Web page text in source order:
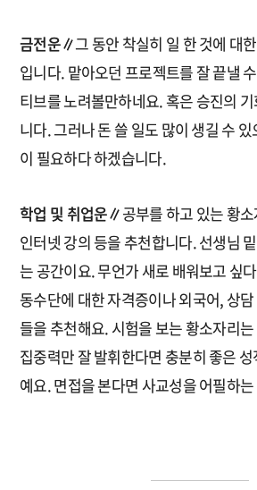
금전운∥그 동안 착실히 일 한 것에 대
입니다. 맡아오던 프로젝트를 잘 끝낼
티브를 노려볼만하네요. 혹은 승진의
니다. 그러나 돈 쓸 일도 많이 생길 수
이 필요하다 하겠습니다.
학업 및 취업운∥공부를 하고 있는 황
인터넷 강의 등을 추천합니다. 선생님
는 공간이요. 무언가 새로 배워보고 싶
동수단에 대한 자격증이나 외국어, 상
들을 추천해요. 시험을 보는 황소자리
집중력만 잘 발휘한다면 충분히 좋은
예요. 면접을 본다면 사교성을 어필하